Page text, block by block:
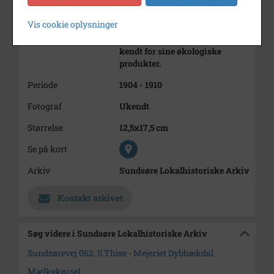
kendt for sine økologiske
produkter.
Periode
1904 - 1910
Fotograf
Ukendt
Størrelse
12,5x17,5 cm
Se på kort
Arkiv
Sundsøre Lokalhistoriske Arkiv
Kontakt arkivet
Søg videre i Sundsøre Lokalhistoriske Arkiv
Sundsørevej 062, S.Thise - Mejeriet Dybbækdal
Mælkekørsel
Vis cookie oplysninger